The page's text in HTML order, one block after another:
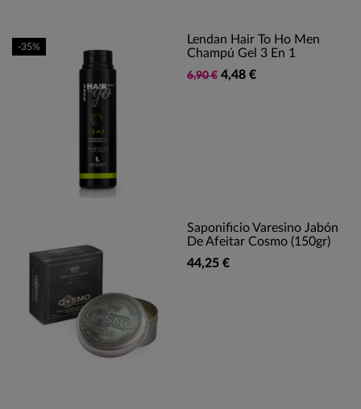
Lendan Hair To Ho Men
Champú Gel 3 En 1
6,90 € 4,48 €
-35%
Saponificio Varesino Jabón
De Afeitar Cosmo (150gr)
44,25 €